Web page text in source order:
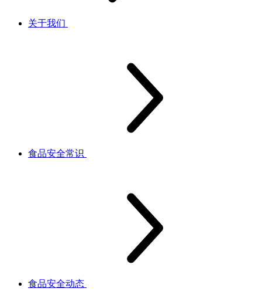
关于我们
食品安全常识
食品安全动态